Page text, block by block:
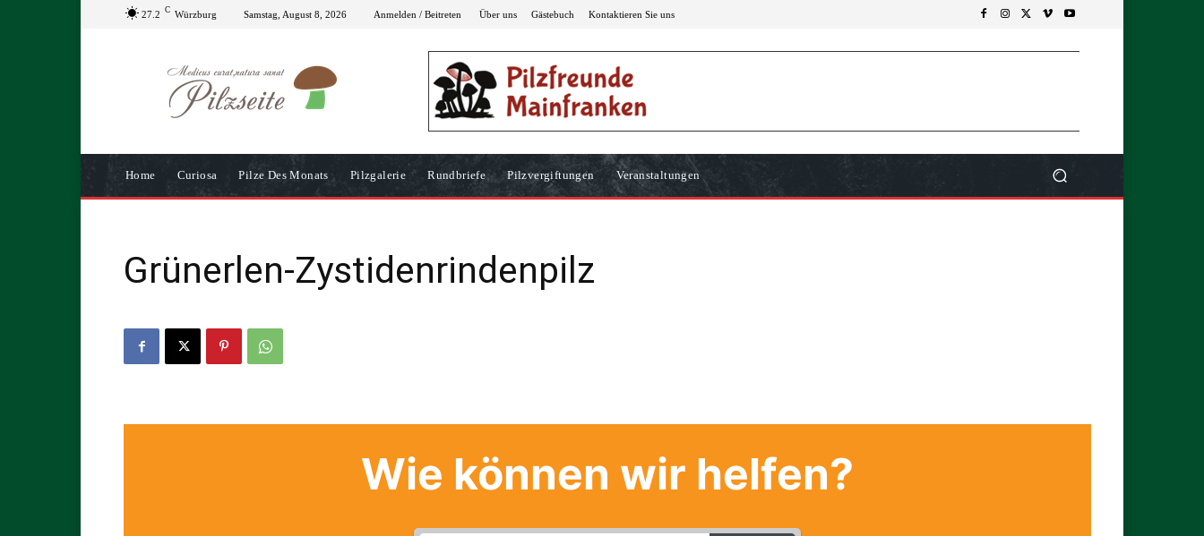
27.2 C Würzburg Samstag, August 8, 2026 Anmelden / Beitreten Über uns Gästebuch Kontaktieren Sie uns
Home Curiosa Pilze Des Monats Pilzgalerie Rundbriefe Pilzvergiftungen Veranstaltungen
Grünerlen-Zystidenrindenpilz
Wie können wir helfen?